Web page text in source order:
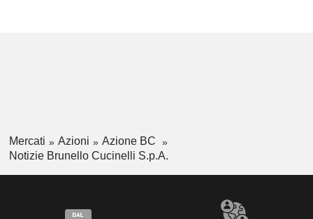
Mercati Azioni
Azione BC
Notizie Brunello Cucinelli S.p.A.